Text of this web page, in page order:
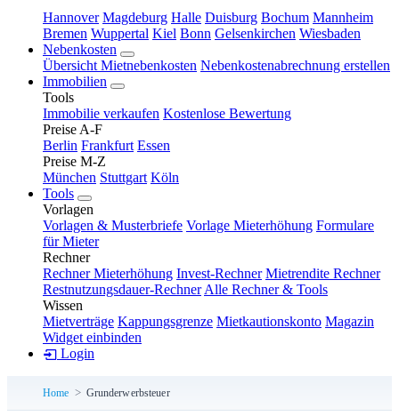
Hannover Magdeburg Halle Duisburg Bochum Mannheim
Bremen Wuppertal Kiel Bonn Gelsenkirchen Wiesbaden
Nebenkosten
Übersicht Mietnebenkosten Nebenkostenabrechnung erstellen
Immobilien
Tools
Immobilie verkaufen Kostenlose Bewertung
Preise A-F
Berlin Frankfurt Essen
Preise M-Z
München Stuttgart Köln
Tools
Vorlagen
Vorlagen & Musterbriefe Vorlage Mieterhöhung Formulare
für Mieter
Rechner
Rechner Mieterhöhung Invest-Rechner Mietrendite Rechner
Restnutzungsdauer-Rechner Alle Rechner & Tools
Wissen
Mietverträge Kappungsgrenze Mietkautionskonto Magazin
Widget einbinden
Login
Home Grunderwerbsteuer